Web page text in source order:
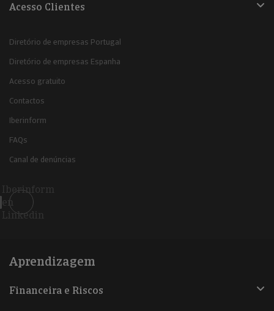
Acesso Clientes
Diretório de empresas Portugal
Diretório de empresas Espanha
Acesso gratuito
Contactos
Iberinform
FAQs
Canal de denúncias
Iberinform
en
Linkedin
Aprendizagem
Financeira e Riscos